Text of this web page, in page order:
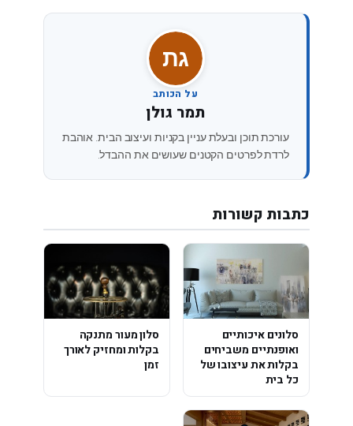
תג
על הכותב
תמר גולן
עורכת תוכן ובעלת עניין בקניות ועיצוב הבית. אוהבת
לרדת לפרטים הקטנים שעושים את ההבדל.
כתבות קשורות
סלונים איכותיים
ואופנתיים משביחים
בקלות את עיצובו של
כל בית
סלון מעור מתנקה
בקלות ומחזיק לאורך
זמן